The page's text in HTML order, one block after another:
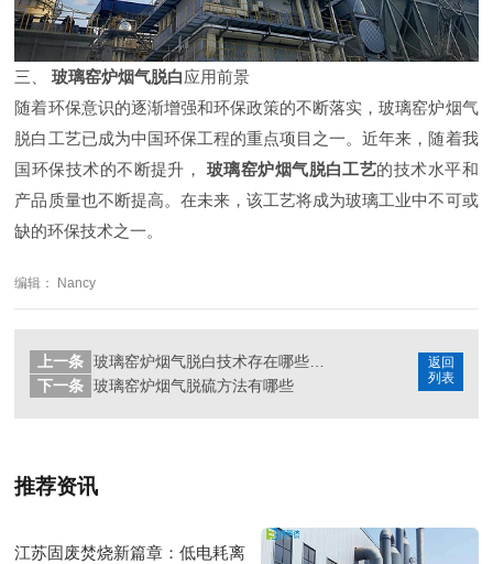
三、玻璃窑炉烟气脱白应用前景
随着环保意识的逐渐增强和环保政策的不断落实，玻璃窑炉烟气
脱白工艺已成为中国环保工程的重点项目之一。近年来，随着我
国环保技术的不断提升， 玻璃窑炉烟气脱白工艺的技术水平和
产品质量也不断提高。在未来，该工艺将成为玻璃工业中不可或
缺的环保技术之一。
编辑： Nancy
返回
列表
上一条
下一条 玻璃窑炉烟气脱硫方法有哪些
推荐资讯
江苏固废焚烧新篇章：低电耗离